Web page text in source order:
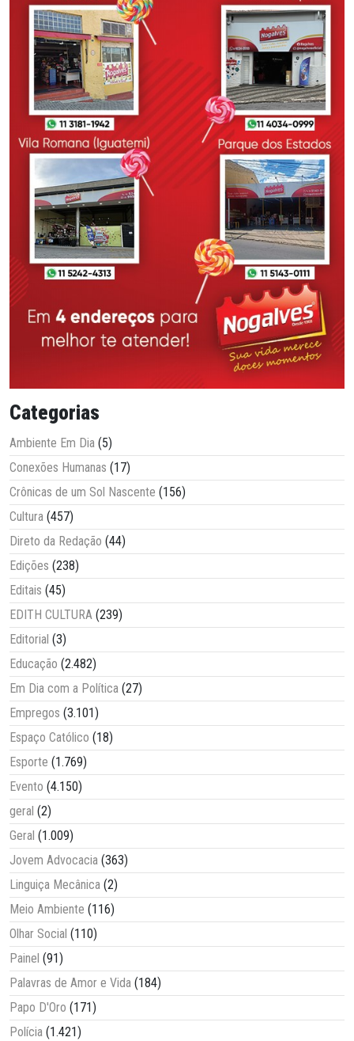
Categorias
Ambiente Em Dia (5)
Conexões Humanas (17)
Crônicas de um Sol Nascente (156)
Cultura (457)
Direto da Redação (44)
Edições (238)
Editais (45)
EDITH CULTURA (239)
Editorial (3)
Educação (2.482)
Em Dia com a Política (27)
Empregos (3.101)
Espaço Católico (18)
Esporte (1.769)
Evento (4.150)
geral (2)
Geral (1.009)
Jovem Advocacia (363)
Linguiça Mecânica (2)
Meio Ambiente (116)
Olhar Social (110)
Painel (91)
Palavras de Amor e Vida (184)
Papo D'Oro (171)
Polícia (1.421)